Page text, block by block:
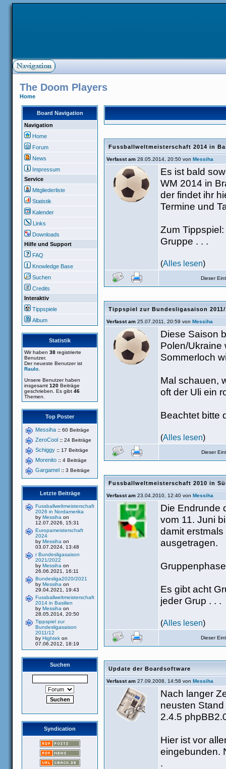
The Doom Players
Home
Board Navigation
Navigation
Home
Forum
News
Impressum
Service
Mitgliederliste
Statistik
Kalender
Links
Downloads
Hilfe und Support
FAQ
Knowledge Base
Suchen
Credits
Interaktiv
Tippspiele
Album
Statistik
Wir haben 38 registrierte
Benutzer.
Der neueste Benutzer ist
Raulo
Unsere Benutzer haben
insgesamt 120 Beiträge
geschrieben. Es gibt 46
Themen.
Top Poster
Messiha :: 60 Beiträge
ZeroCool :: 24 Beiträge
Schiggy :: 17 Beiträge
Morenito :: 4 Beiträge
Gargamel :: 3 Beiträge
Letzte Beiträge
Fussballweltmeisterschaft
2026 in Nordamerika
by Messiha on
12.07.2026, 15:31
Europameisterschaft
2024
by Messiha on
03.07.2024, 13:48
r Bundesligasaison
2021/2022
by Messiha on
26.06.2021, 16:11
Bundesliga2020/2021
by Messiha on
29.04.2021, 19:43
Fussballweltmeisterschaft
2014 in Basilien
by Messiha on
28.05.2014, 20:50
Tippspiel zur
Bundesligasaison
2011/12
by Hightek on
07.06.2012, 18:19
Suchen
Syndication
Fussballweltmeisterschaft 2014 in
Verfasst am 28.05.2014, 20:50 von Messiha
Es ist bald
WM 2014 in
der findet ihr
Termine und
Zum
Gruppe . . .
(Alles lesen)
Dieser
Tippspiel zur Bundesligasaison 2011/
Verfasst am 25.07.2011, 20:59 von Messiha
Diese Saison
Polen/Ukraine
Sommerloch
Mal schauen,
oft der Uli ein
Beachtet bitte
(Alles lesen)
Dieser
Fussballweltmeisterschaft 2010 in
Verfasst am 23.04.2010, 12:40 von Messiha
Die Endrunde
vom 11. Juni
damit
ausgetragen.
Es gibt acht
jeder Grup . . .
(Alles lesen)
Dieser
Update der Boardsoftware
Verfasst am 27.09.2008, 14:58 von Messiha
Nach langer
neusten
2.4.5
Hier ist vor
eingebunden.
.